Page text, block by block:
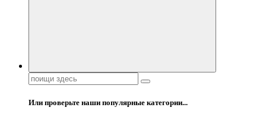
Поиск:
Или проверьте наши популярные категории...